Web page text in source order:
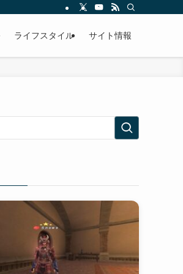
ライフスタイル サイト情報